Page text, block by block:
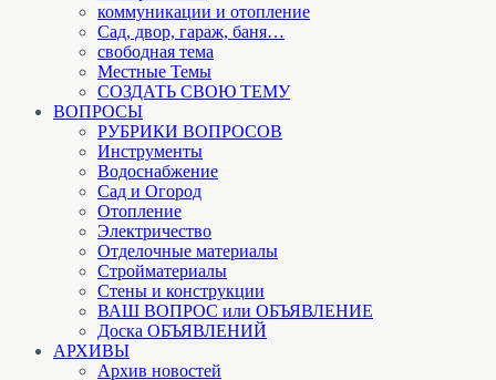
коммуникации и отопление
Cад, двор, гараж, баня…
свободная тема
Местные Темы
СОЗДАТЬ СВОЮ ТЕМУ
ВОПРОСЫ
РУБРИКИ ВОПРОСОВ
Инструменты
Водоснабжение
Сад и Огород
Отопление
Электричество
Отделочные материалы
Стройматериалы
Стены и конструкции
ВАШ ВОПРОС или ОБЪЯВЛЕНИЕ
Доска ОБЪЯВЛЕНИЙ
АРХИВЫ
Архив новостей